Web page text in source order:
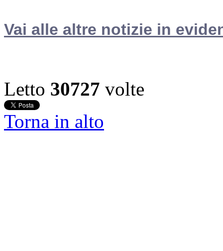
Vai alle altre notizie in
Letto 30727 volte
Torna in alto